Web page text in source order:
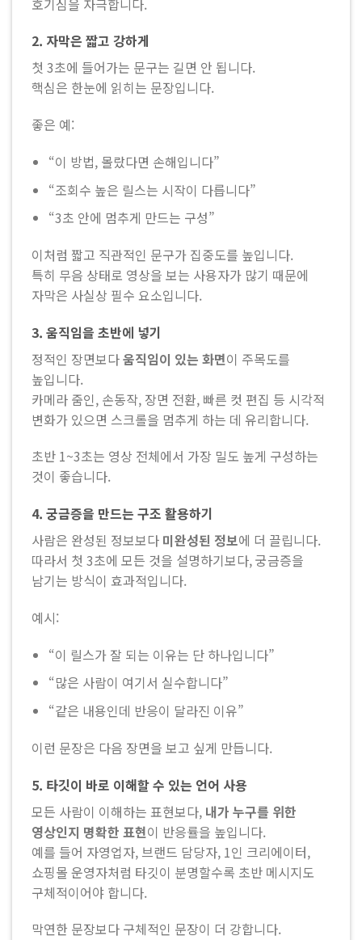
2. 자막은 짧고 강하게
첫 3초에 들어가는 문구는 길면 안 됩니다.
핵심은 한눈에 읽히는 문장입니다.
좋은 예:
“이 방법, 몰랐다면 손해입니다”
“조회수 높은 릴스는 시작이 다릅니다”
“3초 안에 멈추게 만드는 구성”
이처럼 짧고 직관적인 문구가 집중도를 높입니다.
특히 무음 상태로 영상을 보는 사용자가 많기 때문에
자막은 사실상 필수 요소입니다.
3. 움직임을 초반에 넣기
정적인 장면보다움직임이 있는 화면이 주목도를
높입니다.
카메라 줌인, 손동작, 장면 전환, 빠른 컷 편집 등 시각적
변화가 있으면 스크롤을 멈추게 하는 데 유리합니다.
초반 1~3초는 영상 전체에서 가장 밀도 높게 구성하는
것이 좋습니다.
4. 궁금증을 만드는 구조 활용하기
사람은 완성된 정보보다 미완성된 정보에 더 끌립니다.
따라서 첫 3초에 모든 것을 설명하기보다, 궁금증을
남기는 방식이 효과적입니다.
예시:
“이 릴스가 잘 되는 이유는 단 하나입니다”
“많은 사람이 여기서 실수합니다”
“같은 내용인데 반응이 달라진 이유”
이런 문장은 다음 장면을 보고 싶게 만듭니다.
5. 타깃이 바로 이해할 수 있는 언어 사용
모든 사람이 이해하는 표현보다, 내가 누구를 위한
영상인지 명확한 표현이 반응률을 높입니다.
예를 들어 자영업자, 브랜드 담당자, 1인 크리에이터,
쇼핑몰 운영자처럼 타깃이 분명할수록 초반 메시지도
구체적이어야 합니다.
막연한 문장보다 구체적인 문장이 더 강합니다.